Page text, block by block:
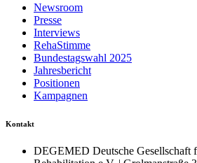
Newsroom
Presse
Interviews
RehaStimme
Bundestagswahl 2025
Jahresbericht
Positionen
Kampagnen
Kontakt
DEGEMED Deutsche Gesellschaft